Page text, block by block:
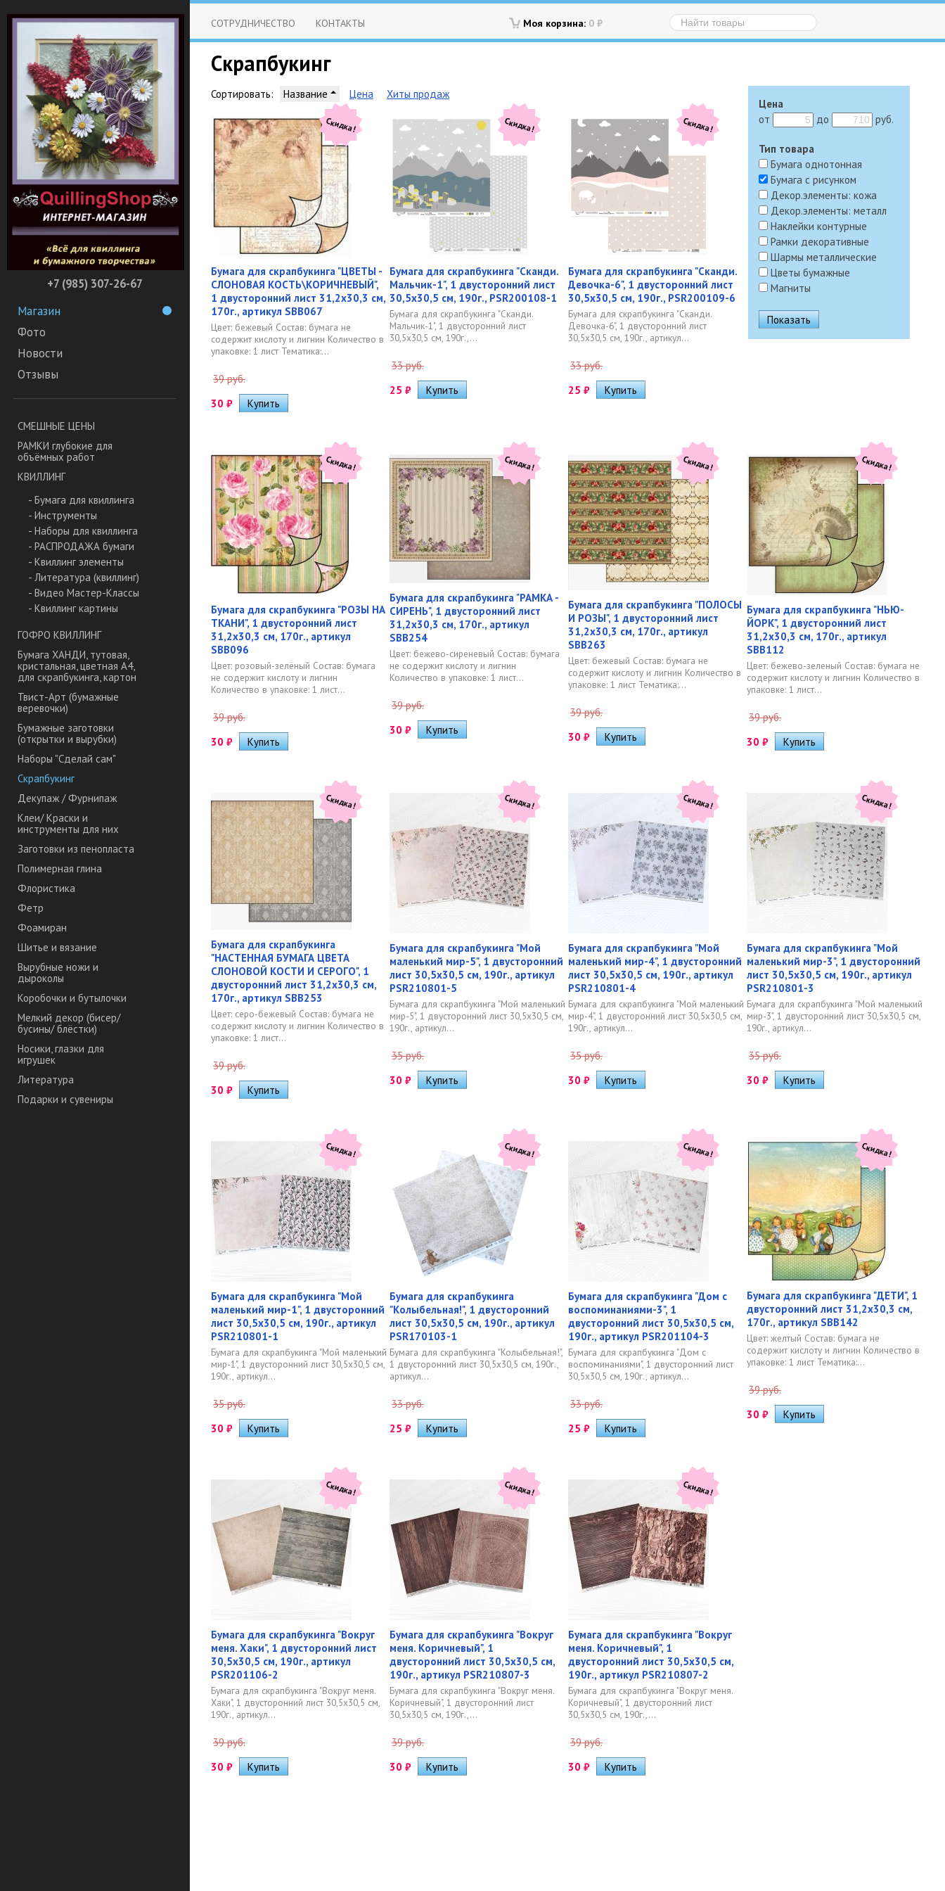
+7 (985) 307-26-67
Магазин
Фото
Новости
Отзывы
СМЕШНЫЕ ЦЕНЫ
РАМКИ глубокие для
объёмных работ
КВИЛЛИНГ
- Бумага для квиллинга
- Инструменты
- Наборы для квиллинга
- РАСПРОДАЖА бумаги
- Квиллинг элементы
- Литература (квиллинг)
- Видео Мастер-Классы
- Квиллинг картины
ГОФРО КВИЛЛИНГ
Бумага ХАНДИ, тутовая,
кристальная, цветная А4,
для скрапбукинга, картон
Твист-Арт (бумажные
веревочки)
Бумажные заготовки
(открытки и вырубки)
Наборы "Сделай сам"
Скрапбукинг
Декупаж / Фурнипаж
Клеи/ Краски и
инструменты для них
Заготовки из пенопласта
Полимерная глина
Флористика
Фетр
Фоамиран
Шитье и вязание
Вырубные ножи и
дыроколы
Коробочки и бутылочки
Мелкий декор (бисер/
бусины/ блёстки)
Носики, глазки для
игрушек
Литература
Подарки и сувениры
Моя корзина: 0 ₽
СОТРУДНИЧЕСТВО КОНТАКТЫ
Скрапбукинг
Цена
от
до руб.
Тип товара
Бумага однотонная
Бумага с рисунком
Декор.элементы: кожа
Декор.элементы: металл
Наклейки контурные
Рамки декоративные
Шармы металлические
Цветы бумажные
Магниты
Сортировать: Название Цена Хиты продаж
Скидка!
Бумага для скрапбукинга "ЦВЕТЫ -
СЛОНОВАЯ КОСТЬ\КОРИЧНЕВЫЙ",
1 двусторонний лист 31,2х30,3 см,
170г., артикул SBB067
Цвет: бежевый Состав: бумага не
содержит кислоту и лигнин Количество в
упаковке: 1 лист Тематика:...
39 руб.
30 ₽
Скидка!
Бумага для скрапбукинга "Сканди.
Мальчик-1", 1 двусторонний лист
30,5х30,5 см, 190г., PSR200108-1
Бумага для скрапбукинга "Сканди.
Мальчик-1", 1 двусторонний лист
30,5х30,5 см, 190г.,...
33 руб.
25 ₽
Скидка!
Бумага для скрапбукинга "Сканди.
Девочка-6", 1 двусторонний лист
30,5х30,5 см, 190г., PSR200109-6
Бумага для скрапбукинга "Сканди.
Девочка-6", 1 двусторонний лист
30,5х30,5 см, 190г., артикул...
33 руб.
25 ₽
Скидка!
Бумага для скрапбукинга "РОЗЫ НА
ТКАНИ", 1 двусторонний лист
31,2х30,3 см, 170г., артикул
SBB096
Цвет: розовый-зелёный Состав: бумага
не содержит кислоту и лигнин
Количество в упаковке: 1 лист...
39 руб.
30 ₽
Скидка!
Бумага для скрапбукинга "РАМКА -
СИРЕНЬ", 1 двусторонний лист
31,2х30,3 см, 170г., артикул
SBB254
Цвет: бежево-сиреневый Состав: бумага
не содержит кислоту и лигнин
Количество в упаковке: 1 лист...
39 руб.
30 ₽
Скидка!
Бумага для скрапбукинга "ПОЛОСЫ
И РОЗЫ", 1 двусторонний лист
31,2х30,3 см, 170г., артикул
SBB263
Цвет: бежевый Состав: бумага не
содержит кислоту и лигнин Количество в
упаковке: 1 лист Тематика:...
39 руб.
30 ₽
Скидка!
Бумага для скрапбукинга "НЬЮ-
ЙОРК", 1 двусторонний лист
31,2х30,3 см, 170г., артикул
SBB112
Цвет: бежево-зеленый Состав: бумага не
содержит кислоту и лигнин Количество в
упаковке: 1 лист...
39 руб.
30 ₽
Скидка!
Бумага для скрапбукинга
"НАСТЕННАЯ БУМАГА ЦВЕТА
СЛОНОВОЙ КОСТИ И СЕРОГО", 1
двусторонний лист 31,2х30,3 см,
170г., артикул SBB253
Цвет: серо-бежевый Состав: бумага не
содержит кислоту и лигнин Количество в
упаковке: 1 лист...
39 руб.
30 ₽
Скидка!
Бумага для скрапбукинга "Мой
маленький мир-5", 1 двусторонний
лист 30,5х30,5 см, 190г., артикул
PSR210801-5
Бумага для скрапбукинга "Мой маленький
мир-5", 1 двусторонний лист 30,5х30,5 см,
190г., артикул...
35 руб.
30 ₽
Скидка!
Бумага для скрапбукинга "Мой
маленький мир-4", 1 двусторонний
лист 30,5х30,5 см, 190г., артикул
PSR210801-4
Бумага для скрапбукинга "Мой маленький
мир-4", 1 двусторонний лист 30,5х30,5 см,
190г., артикул...
35 руб.
30 ₽
Скидка!
Бумага для скрапбукинга "Мой
маленький мир-3", 1 двусторонний
лист 30,5х30,5 см, 190г., артикул
PSR210801-3
Бумага для скрапбукинга "Мой маленький
мир-3", 1 двусторонний лист 30,5х30,5 см,
190г., артикул...
35 руб.
30 ₽
Скидка!
Бумага для скрапбукинга "Мой
маленький мир-1", 1 двусторонний
лист 30,5х30,5 см, 190г., артикул
PSR210801-1
Бумага для скрапбукинга "Мой маленький
мир-1", 1 двусторонний лист 30,5х30,5 см,
190г., артикул...
35 руб.
30 ₽
Скидка!
Бумага для скрапбукинга
"Колыбельная!", 1 двусторонний
лист 30,5х30,5 см, 190г., артикул
PSR170103-1
Бумага для скрапбукинга "Колыбельная!",
1 двусторонний лист 30,5х30,5 см, 190г.,
артикул...
33 руб.
25 ₽
Скидка!
Бумага для скрапбукинга "Дом с
воспоминаниями-3", 1
двусторонний лист 30,5х30,5 см,
190г., артикул PSR201104-3
Бумага для скрапбукинга "Дом с
воспоминаниями", 1 двусторонний лист
30,5х30,5 см, 190г., артикул...
33 руб.
25 ₽
Скидка!
Бумага для скрапбукинга "ДЕТИ", 1
двусторонний лист 31,2х30,3 см,
170г., артикул SBB142
Цвет: желтый Состав: бумага не
содержит кислоту и лигнин Количество в
упаковке: 1 лист Тематика:...
39 руб.
30 ₽
Скидка!
Бумага для скрапбукинга "Вокруг
меня. Хаки", 1 двусторонний лист
30,5х30,5 см, 190г., артикул
PSR201106-2
Бумага для скрапбукинга "Вокруг меня.
Хаки", 1 двусторонний лист 30,5х30,5 см,
190г., артикул...
39 руб.
30 ₽
Скидка!
Бумага для скрапбукинга "Вокруг
меня. Коричневый", 1
двусторонний лист 30,5х30,5 см,
190г., артикул PSR210807-3
Бумага для скрапбукинга "Вокруг меня.
Коричневый", 1 двусторонний лист
30,5х30,5 см, 190г.,...
39 руб.
30 ₽
Скидка!
Бумага для скрапбукинга "Вокруг
меня. Коричневый", 1
двусторонний лист 30,5х30,5 см,
190г., артикул PSR210807-2
Бумага для скрапбукинга "Вокруг меня.
Коричневый", 1 двусторонний лист
30,5х30,5 см, 190г.,...
39 руб.
30 ₽